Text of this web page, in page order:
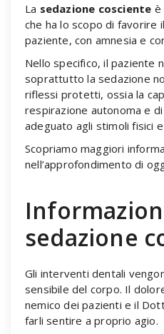
La sedazione cosciente è
che ha lo scopo di favorire
paziente, con amnesia e
Nello specifico, il paziente
soprattutto la sedazione
riflessi protetti, ossia la
respirazione autonoma e
adeguato agli stimoli fisici
Scopriamo maggiori
nell’approfondimento di
sedazione
Gli interventi dentali
sensibile del corpo. Il
nemico dei pazienti e il
farli sentire a proprio agio.